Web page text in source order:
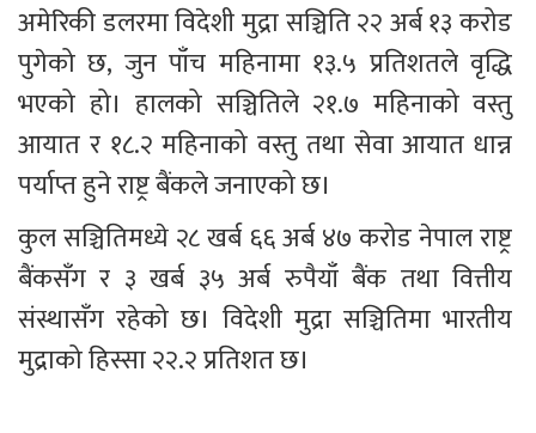
अमेरिकी डलरमा विदेशी मुद्रा सञ्चिति २२ अर्ब १३ करोड
पुगेको छ, जुन पाँच महिनामा १३.५ प्रतिशतले वृद्धि
भएको हो। हालको सञ्चितिले २१.७ महिनाको वस्तु
आयात र १८.२ महिनाको वस्तु तथा सेवा आयात धान्न
पर्याप्त हुने राष्ट्र बैंकले जनाएको छ।
कुल सञ्चितिमध्ये २८ खर्ब ६६ अर्ब ४७ करोड नेपाल राष्ट्र
बैंकसँग र ३ खर्ब ३५ अर्ब रुपैयाँ बैंक तथा वित्तीय
संस्थासँग रहेको छ। विदेशी मुद्रा सञ्चितिमा भारतीय
मुद्राको हिस्सा २२.२ प्रतिशत छ।